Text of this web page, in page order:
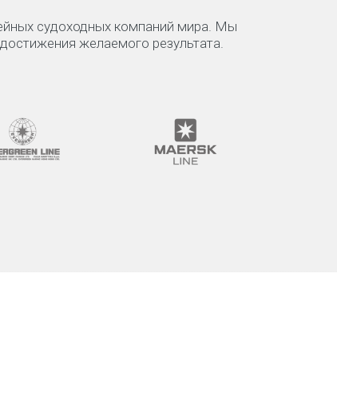
судоходных компаний мира. Мы
желаемого результата.